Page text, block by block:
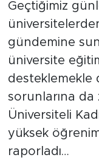
Geçtiğimiz
gündemine
üniversite
desteklemekle
sorunlarına
Üniversiteli
yüksek
raporladı…